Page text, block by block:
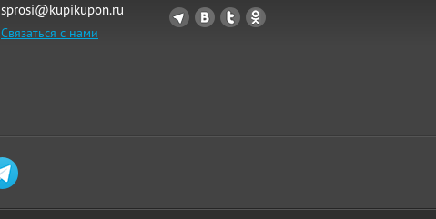
sprosi@kupikupon.ru
Связаться с нами